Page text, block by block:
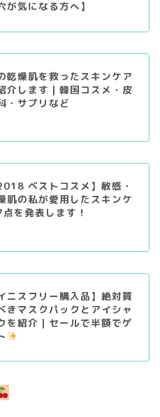
が気になる方へ】
乾燥肌を救ったスキンケア
介します｜韓国コスメ・皮
・サプリなど
ベストコスメ】敏感・
肌の私が愛用したスキンケ
点を発表します！
ニスフリー購入品】絶対買
きマスクパックとアイシャ
を紹介｜セールで半額でゲ